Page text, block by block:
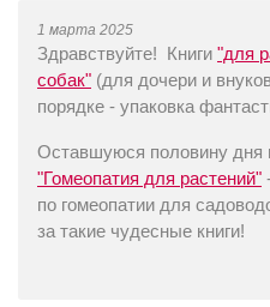
1 марта 2025
Здравствуйте! Книги "для
собак" (для дочери и
порядке - упаковка
Оставшуюся половину дня
"Гомеопатия для растений"
по гомеопатии для
за такие чудесные книги!